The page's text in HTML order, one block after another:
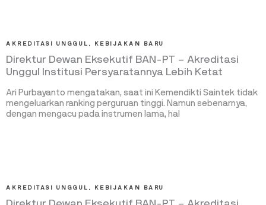
AKREDITASI UNGGUL , KEBIJAKAN BARU
Direktur Dewan Eksekutif BAN-PT – Akreditasi
Unggul Institusi Persyaratannya Lebih Ketat
Ari Purbayanto mengatakan, saat ini Kemendikti Saintek tidak
mengeluarkan ranking perguruan tinggi. Namun sebenarnya,
dengan mengacu pada instrumen lama, hal
AKREDITASI UNGGUL , KEBIJAKAN BARU